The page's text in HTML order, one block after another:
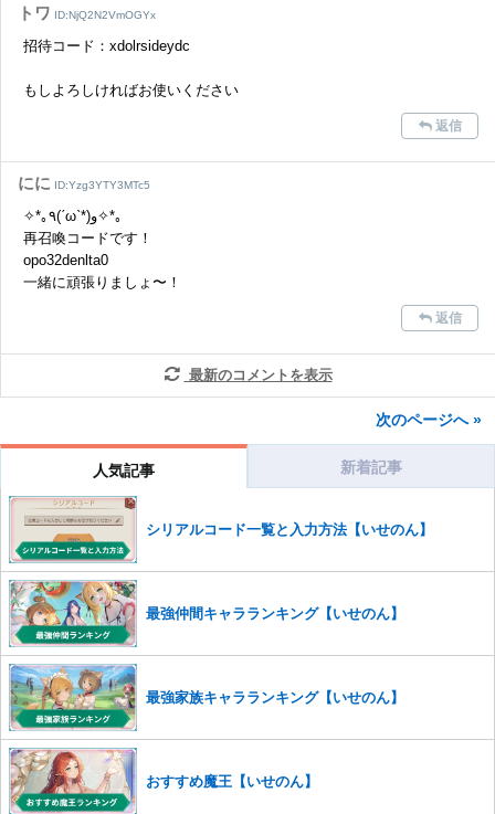
トワ ID:NjQ2N2VmOGYx
招待コード：xdolrsideydc
もしよろしければお使いください
返信
にに ID:Yzg3YTY3MTc5
✧*｡٩(ˊωˋ*)و✧*｡
再召喚コードです！
opo32denlta0
一緒に頑張りましょ〜！
返信
最新のコメントを表示
次のページへ »
人気記事 新着記事
シリアルコード一覧と入力方法【いせのん】
最強仲間キャラランキング【いせのん】
最強家族キャラランキング【いせのん】
おすすめ魔王【いせのん】